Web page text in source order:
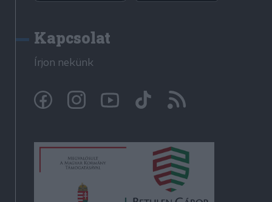
Kapcsolat
Írjon nekünk